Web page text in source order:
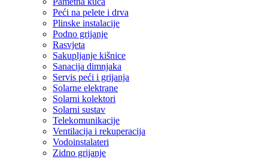
Peći na pelete i drva
Plinske instalacije
Podno grijanje
Rasvjeta
Sakupljanje kišnice
Sanacija dimnjaka
Servis peći i grijanja
Solarne elektrane
Solarni kolektori
Solarni sustav
Telekomunikacije
Ventilacija i rekuperacija
Vodoinstalateri
Zidno grijanje